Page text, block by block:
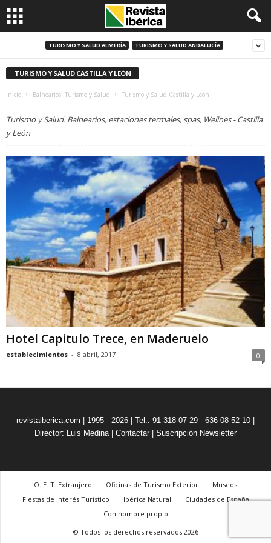
TURISMO Y SALUD ALMERÍA TURISMO Y SALUD ANDALUCÍA
TURISMO Y SALUD CASTILLA Y LEÓN
Inicio Balnearios. Turismo y Salud Turismo y Salud Castilla y León
Turismo y Salud. Balnearios, estaciones termales, spas, Wellnes - Castilla
y León
Hotel Capitulo Trece, en Maderuelo
establecimientos - 8 abril, 2017 0
revistaiberica.com | 1995 - 2026 | Tel.: 91 318 07 29 - 636 08 52 10 |
Director: Luis Medina| Contactar Suscripción Newsletter
O. E. T. Extranjero Oficinas de Turismo Exterior
Museos
Fiestas de Interés Turístico
Ibérica Natural
Ciudades de España
Con nombre propio
© Todos los derechos reservados 2026